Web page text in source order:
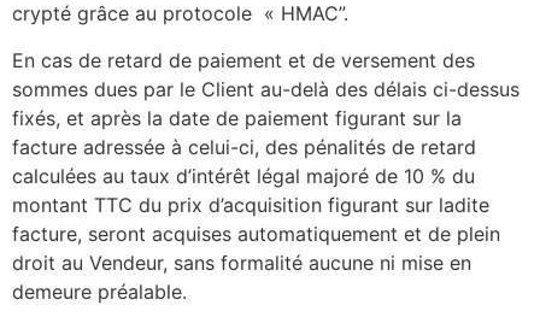
crypté grâce au protocole « HMAC”.
En cas de retard de paiement et de versement des
sommes dues par le Client au-delà des délais ci-dessus
fixés, et après la date de paiement figurant sur la
facture adressée à celui-ci, des pénalités de retard
calculées au taux d’intérêt légal majoré de 10 % du
montant TTC du prix d’acquisition figurant sur ladite
facture, seront acquises automatiquement et de plein
droit au Vendeur, sans formalité aucune ni mise en
demeure préalable.